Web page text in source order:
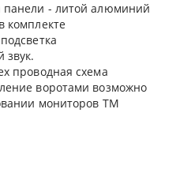
- литой алюминий
комплекте
звук.
проводная схема
воротами возможно
мониторов ТМ